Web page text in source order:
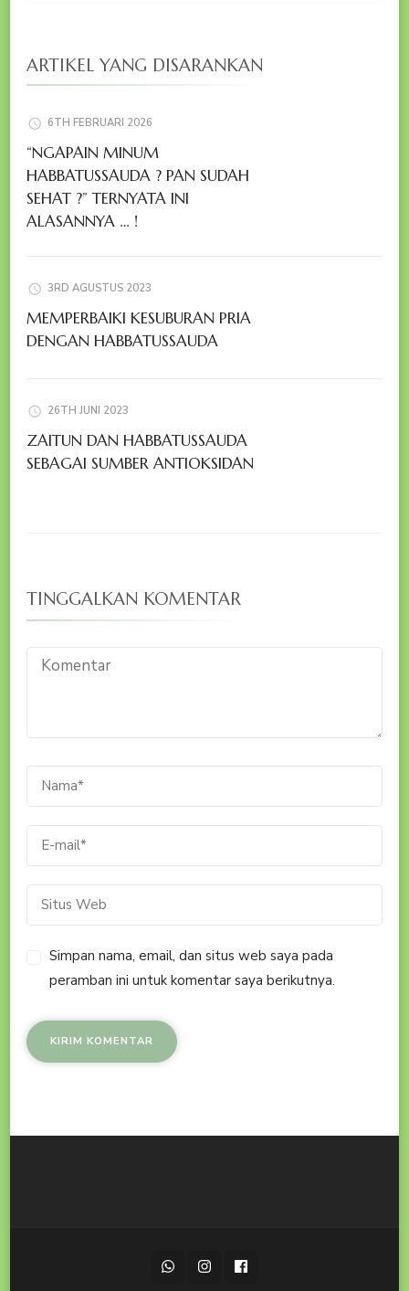
ARTIKEL YANG DISARANKAN
6TH FEBRUARI 2026
“NGAPAIN MINUM
HABBATUSSAUDA ? PAN SUDAH
SEHAT ?” TERNYATA INI
ALASANNYA … !
3RD AGUSTUS 2023
MEMPERBAIKI KESUBURAN PRIA
DENGAN HABBATUSSAUDA
26TH JUNI 2023
ZAITUN DAN HABBATUSSAUDA
SEBAGAI SUMBER ANTIOKSIDAN
TINGGALKAN KOMENTAR
Simpan nama, email, dan situs web saya pada
peramban ini untuk komentar saya berikutnya.